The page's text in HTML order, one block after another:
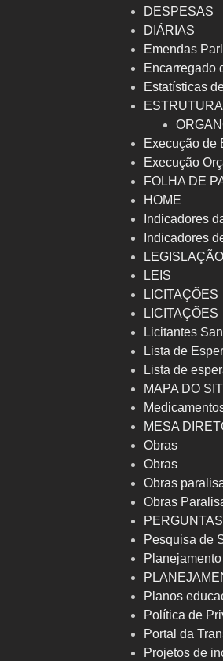
DESPESAS
DIÁRIAS
Emendas
Encarregado
Estatísticas
Execução de
Execução
FOLHA DE
HOME
Indicadores
Indicadores
LEGISLAÇÃO
LEIS
LICITAÇÕES
LICITAÇÕES
Licitantes
Lista de
Lista de
MAPA DO
MESA
Obras
Obras
Obras
Obras
Pesquisa de
Planos
Política de
Portal da
Projetos de